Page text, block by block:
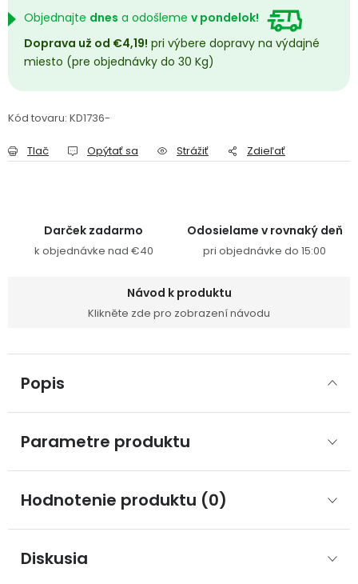
Objednajte dnes a odošleme v pondelok!
Doprava už od €4,19! pri výbere dopravy na výdajné
miesto (pre objednávky do 30 Kg)
Kód tovaru: KD1736-
Tlač Opýtať sa Strážiť Zdieľať
Darček zadarmo
k objednávke nad €40
Odosielame v rovnaký deň
pri objednávke do 15:00
Návod k produktu
Klikněte zde pro zobrazení návodu
Popis
Parametre produktu
Hodnotenie produktu (0)
Diskusia